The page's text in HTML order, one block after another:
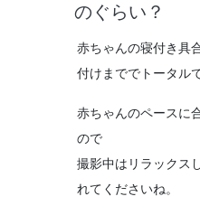
のぐらい？
赤ちゃんの寝付き具
付けまででトータル
赤ちゃんのペースに
ので
撮影中はリラックス
れてくださいね。